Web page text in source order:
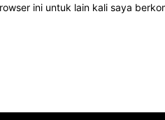
ini untuk lain kali saya